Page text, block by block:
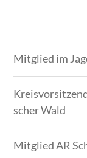
Zeitraum
Tätigkeit
Mitglied im
scher Wald
Mitglied AR